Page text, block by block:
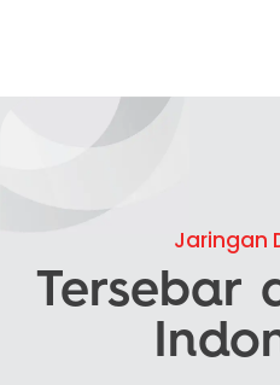
Jaringan
Tersebar